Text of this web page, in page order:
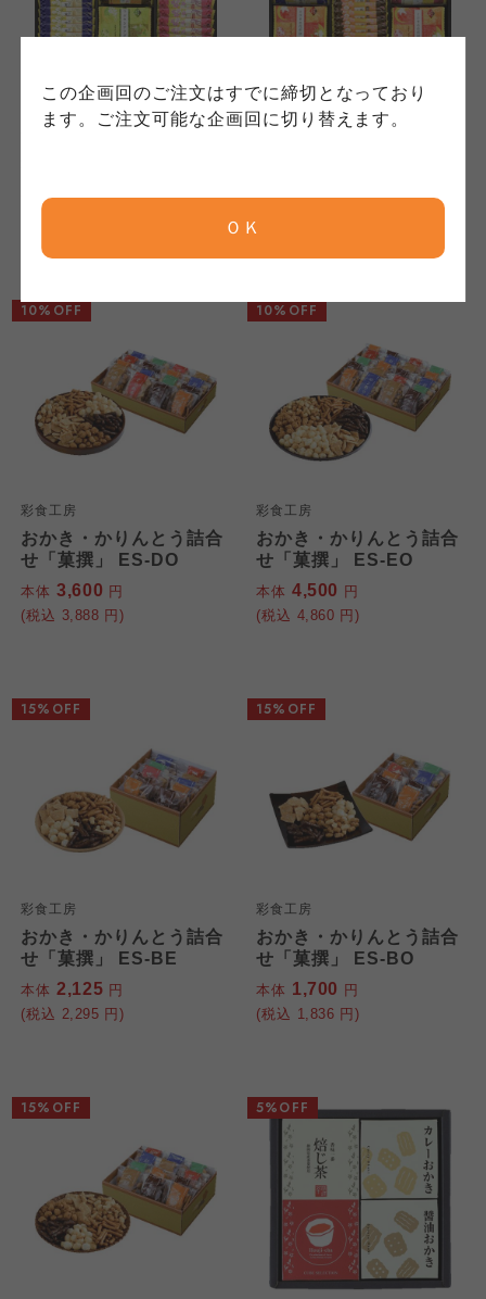
この企画回のご注文はすでに締切となっており
ます。ご注文可能な企画回に切り替えます。
ＯＫ
彩食工房
おかき・かりんとう詰合
せ「菓撰」 ES-DO
本体 3,600 円
(税込 3,888 円)
10%OFF
彩食工房
おかき・かりんとう詰合
せ「菓撰」 ES-EO
本体 4,500 円
(税込 4,860 円)
10%OFF
彩食工房
おかき・かりんとう詰合
せ「菓撰」 ES-BE
本体 2,125 円
(税込 2,295 円)
15%OFF
彩食工房
おかき・かりんとう詰合
せ「菓撰」 ES-BO
本体 1,700 円
(税込 1,836 円)
15%OFF
15%OFF 5%OFF
れています。
コープしが
ならコープ
おおさかパルコープ
よどがわ市民生協
大阪いずみ市民生協
わかやま市民生協
クしてご確認ください。
コープしが
ならコープ
よどがわ市民生協
わかやま市民生協
ご確認ください。
コープしが
ならコープ
おおさかパルコープ
よどがわ市民生協
大阪いずみ市民生協
わかやま市民生協